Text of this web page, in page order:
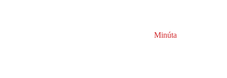
Minúta